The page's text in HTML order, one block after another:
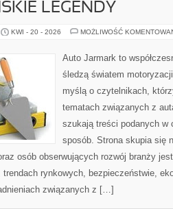
LEGENDY
KWI - 20 - 2026 MOŻLIWOŚĆ
Auto Jarmark to
śledzą światem
myślą o czytelnikach,
tematach związanych z
szukają treści podanych w
sposób. Strona skupia się
osób obserwujących rozwój branży
trendach rynkowych, bezpieczeństwie,
związanych z […]